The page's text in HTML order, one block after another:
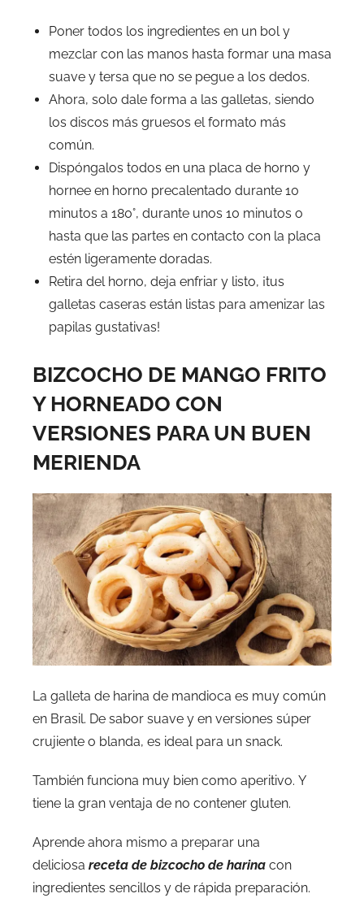
Poner todos los ingredientes en un bol y
mezclar con las manos hasta formar una masa
suave y tersa que no se pegue a los dedos.
Ahora, solo dale forma a las galletas, siendo
los discos más gruesos el formato más
común.
Dispóngalos todos en una placa de horno y
hornee en horno precalentado durante 10
minutos a 180°, durante unos 10 minutos o
hasta que las partes en contacto con la placa
estén ligeramente doradas.
Retira del horno, deja enfriar y listo, ¡tus
galletas caseras están listas para amenizar las
papilas gustativas!
BIZCOCHO DE MANGO FRITO
Y HORNEADO CON
VERSIONES PARA UN BUEN
MERIENDA
La galleta de harina de mandioca es muy común
en Brasil. De sabor suave y en versiones súper
crujiente o blanda, es ideal para un snack.
También funciona muy bien como aperitivo. Y
tiene la gran ventaja de no contener gluten.
Aprende ahora mismo a preparar una
deliciosa receta de bizcocho de harina con
ingredientes sencillos y de rápida preparación.